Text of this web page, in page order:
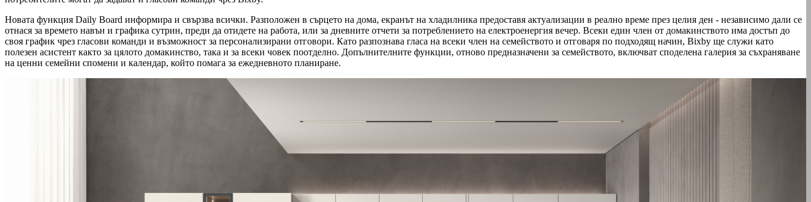
Новата функция Daily Board информира и свързва всички. Разположен в сърцето на дома, екранът на хладилника предоставя актуализации в реално време през целия ден - независимо дали се
отнася за времето навън и графика сутрин, преди да отидете на работа, или за дневните отчети за потреблението на електроенергия вечер. Всеки един член от домакинството има достъп до
своя график чрез гласови команди и възможност за персонализирани отговори. Като разпознава гласа на всеки член на семейството и отговаря по подходящ начин, Bixby ще служи като
полезен асистент както за цялото домакинство, така и за всеки човек поотделно. Допълнителните функции, отново предназначени за семейството, включват споделена галерия за съхраняване
на ценни семейни спомени и календар, който помага за ежедневното планиране.